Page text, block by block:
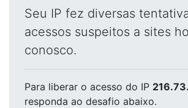
Seu IP fez diversas
acessos suspeitos a sites
conosco.
Para liberar o acesso do IP
responda ao desafio abaixo.